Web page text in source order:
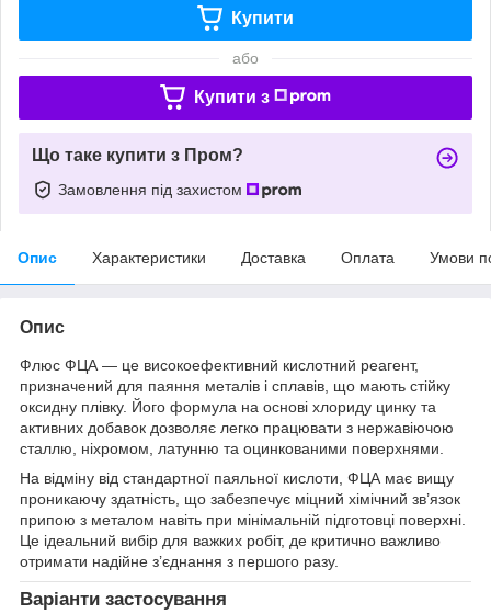
Купити
або
Купити з
Що таке купити з Пром?
Замовлення під захистом
Опис Характеристики Доставка Оплата Умови
Опис
Флюс ФЦА — це високоефективний кислотний реагент,
призначений для паяння металів і сплавів, що мають стійку
оксидну плівку. Його формула на основі хлориду цинку та
активних добавок дозволяє легко працювати з нержавіючою
сталлю, ніхромом, латунню та оцинкованими поверхнями.
На відміну від стандартної паяльної кислоти, ФЦА має вищу
проникаючу здатність, що забезпечує міцний хімічний зв’язок
припою з металом навіть при мінімальній підготовці поверхні.
Це ідеальний вибір для важких робіт, де критично важливо
отримати надійне з’єднання з першого разу.
Варіанти застосування